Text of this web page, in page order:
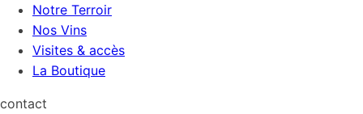
Notre Terroir
Nos Vins
Visites & accès
La Boutique
contact